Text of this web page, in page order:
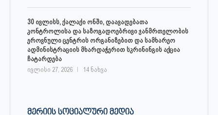
30 ივლისს, ქალაქი ონში, დაავადებათა
კონტროლისა და საზოგადოებრივი ჯანმრთელობის
ეროვნული ცენტრის ორგანიზებით და სამხარეო
ადმინისტრაციის მხარდაჭერით სკრინინგის აქცია
ჩატარდება
ივლისი 27, 2026 14 ნახვა
ᲛᲔᲠᲘᲘᲡ ᲡᲝᲪᲘᲐᲚᲣᲠᲘ ᲛᲔᲓᲘᲐ